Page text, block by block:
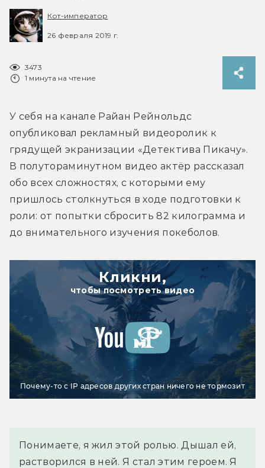
Кот-император
26 февраля 2019 г.
3473
1 минута на чтение
У себя на канале Райан Рейнольдс
опубликовал рекламный видеоролик к
грядущей экранизации «Детектива Пикачу».
В полутораминутном видео актёр рассказал
обо всех сложностях, с которыми ему
пришлось столкнуться в ходе подготовки к
роли: от попытки сбросить 82 килограмма и
до внимательного изучения покеболов.
Кликни,
чтобы посмотреть видео
Почему-то с IP адресов других стран ничего не тормозит
Понимаете, я жил этой ролью. Дышал ей,
растворился в ней. Я стал этим героем. Я